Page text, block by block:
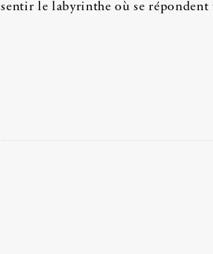
sentir le labyrinthe où se répondent